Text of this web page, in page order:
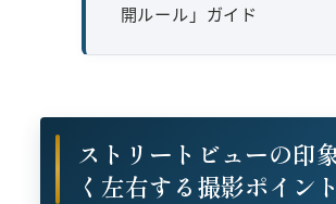
開ルール」ガイド
ストリートビューの印
く左右する撮影ポイント